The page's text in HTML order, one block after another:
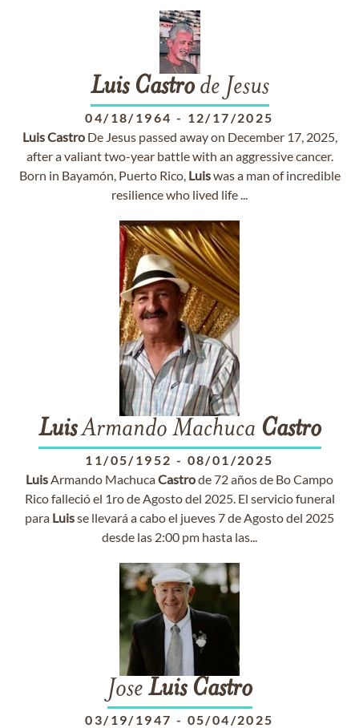
Luis Castrode Jesus
04/18/1964 - 12/17/2025
LuisCastroDe Jesus passed away on December 17, 2025,
after a valiant two-year battle with an aggressive cancer.
Born in Bayamón, Puerto Rico, Luiswas a man of incredible
resilience who lived life ...
LuisArmando Machuca Castro
11/05/1952 - 08/01/2025
LuisArmando MachucaCastrode 72 años de Bo Campo
Rico falleció el 1ro de Agosto del 2025. El servicio funeral
para Luisse llevará a cabo el jueves 7 de Agosto del 2025
desde las 2:00 pm hasta las...
Jose Luis Castro
03/19/1947 - 05/04/2025